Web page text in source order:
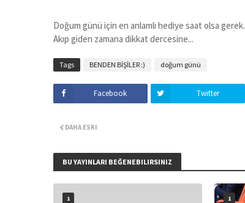
Doğum günü için en anlamlı hediye saat olsa gerek.
Akıp giden zamana dikkat dercesine...
Tags BENDEN BİŞİLER :) doğum günü
Facebook Twitter
DAHA ESKI
BU YAYINLARI BEĞENEBILIRSINIZ
1 1